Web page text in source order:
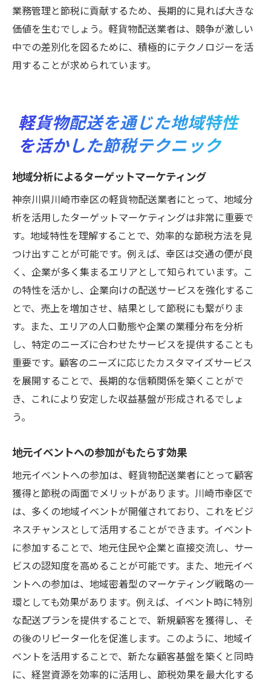
業務管理と節税に貢献するため、長期的に見れば大きな
価値を生むでしょう。軽貨物配送業者は、競争が激しい
中での差別化を図るために、積極的にテクノロジーを活
用することが求められています。
軽貨物配送を通じた地域特性
を活かした節税テクニック
地域分析によるターゲットマーケティング
神奈川県川崎市幸区の軽貨物配送業者にとって、地域分
析を活用したターゲットマーケティングは非常に重要で
す。地域特性を理解することで、効率的な節税方法を見
つけ出すことが可能です。例えば、幸区は交通の便が良
く、企業が多く集まるエリアとして知られています。こ
の特性を活かし、企業向けの配送サービスを強化するこ
とで、売上を増加させ、結果として節税にも繋がりま
す。また、エリアの人口動態や企業の業種分布を分析
し、特定のニーズに合わせたサービスを提供することも
重要です。顧客のニーズに応じたカスタマイズサービス
を展開することで、長期的な信頼関係を築くことがで
き、これにより安定した収益基盤が形成されるでしょ
う。
地元イベントへの参加がもたらす効果
地元イベントへの参加は、軽貨物配送業者にとって顧客
獲得と節税の両面でメリットがあります。川崎市幸区で
は、多くの地域イベントが開催されており、これをビジ
ネスチャンスとして活用することができます。イベント
に参加することで、地元住民や企業と直接交流し、サー
ビスの認知度を高めることが可能です。また、地元イベ
ントへの参加は、地域密着型のマーケティング戦略の一
環としても効果があります。例えば、イベント時に特別
な配送プランを提供することで、新規顧客を獲得し、そ
の後のリピーター化を促進します。このように、地域イ
ベントを活用することで、新たな顧客基盤を築くと同時
に、経営資源を効率的に活用し、節税効果を最大化する